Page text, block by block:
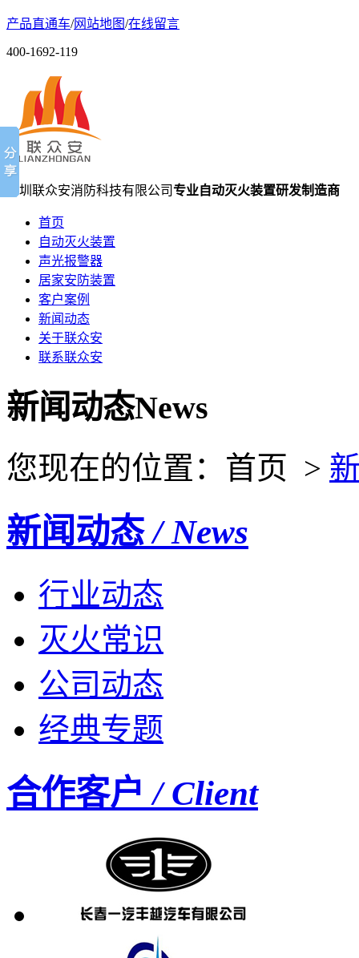
产品直通车/网站地图/在线留言
400-1692-119
深圳联众安消防科技有限公司专业自动灭火装置研发制造商
首页
自动灭火装置
声光报警器
居家安防装置
客户案例
新闻动态
关于联众安
联系联众安
新闻动态News
您现在的位置：首页 >
新闻动态/ News
行业动态
灭火常识
公司动态
经典专题
合作客户/ Client